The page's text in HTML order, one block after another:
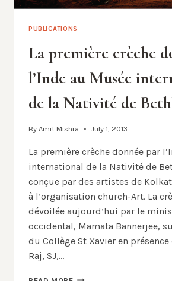
PUBLICATIONS
La première crèche
l’Inde au Musée
de la Nativité de
By Amit Mishra July 1, 2013
La première crèche donnée par
international de la Nativité de
conçue par des artistes de
à l’organisation church-Art. La
dévoilée aujourd’hui par le
occidental, Mamata Bannerjee,
du Collège St Xavier en présence
Raj, SJ,…
LA